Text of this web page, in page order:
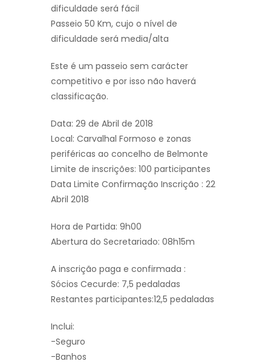
dificuldade será fácil
Passeio 50 Km, cujo o nível de
dificuldade será media/alta
Este é um passeio sem carácter
competitivo e por isso não haverá
classificação.
Data: 29 de Abril de 2018
Local: Carvalhal Formoso e zonas
periféricas ao concelho de Belmonte
Limite de inscrições: 100 participantes
Data Limite Confirmação Inscrição : 22
Abril 2018
Hora de Partida: 9h00
Abertura do Secretariado: 08h15m
A inscrição paga e confirmada :
Sócios Cecurde: 7,5 pedaladas
Restantes participantes:12,5 pedaladas
Inclui:
-Seguro
-Banhos